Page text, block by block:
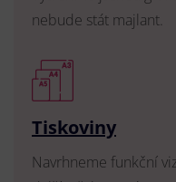
nebude stát majlant.
Tiskoviny
Navrhneme funkční